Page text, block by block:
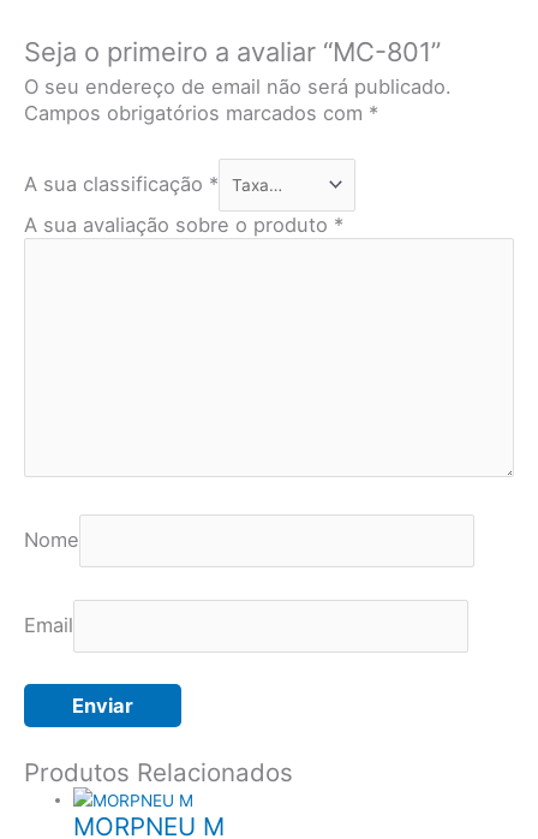
Seja o primeiro a avaliar “MC-801”
O seu endereço de email não será publicado.
Campos obrigatórios marcados com *
A sua classificação *
A sua avaliação sobre o produto *
Nome
Email
Produtos Relacionados
MORPNEU M